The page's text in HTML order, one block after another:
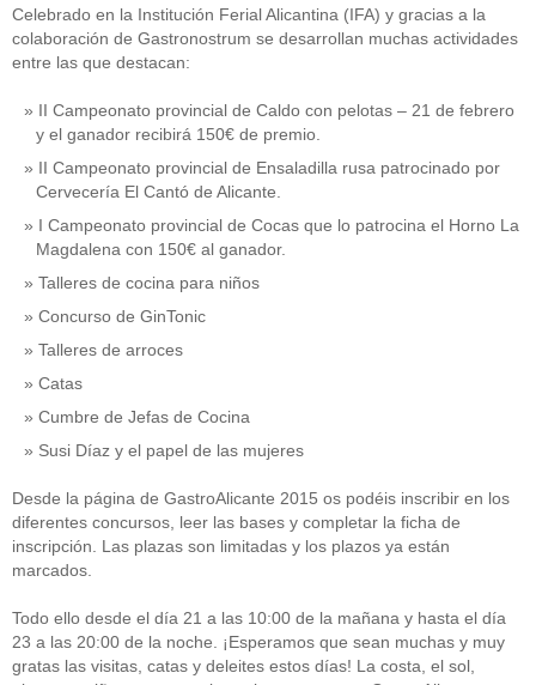
Celebrado en la Institución Ferial Alicantina (IFA) y gracias a la
colaboración de Gastronostrum se desarrollan muchas actividades
entre las que destacan:
II Campeonato provincial de Caldo con pelotas – 21 de febrero
y el ganador recibirá 150€ de premio.
II Campeonato provincial de Ensaladilla rusa patrocinado por
Cervecería El Cantó de Alicante.
I Campeonato provincial de Cocas que lo patrocina el Horno La
Magdalena con 150€ al ganador.
Talleres de cocina para niños
Concurso de GinTonic
Talleres de arroces
Catas
Cumbre de Jefas de Cocina
Susi Díaz y el papel de las mujeres
Desde la página de GastroAlicante 2015 os podéis inscribir en los
diferentes concursos, leer las bases y completar la ficha de
inscripción. Las plazas son limitadas y los plazos ya están
marcados.
Todo ello desde el día 21 a las 10:00 de la mañana y hasta el día
23 a las 20:00 de la noche. ¡Esperamos que sean muchas y muy
gratas las visitas, catas y deleites estos días! La costa, el sol,